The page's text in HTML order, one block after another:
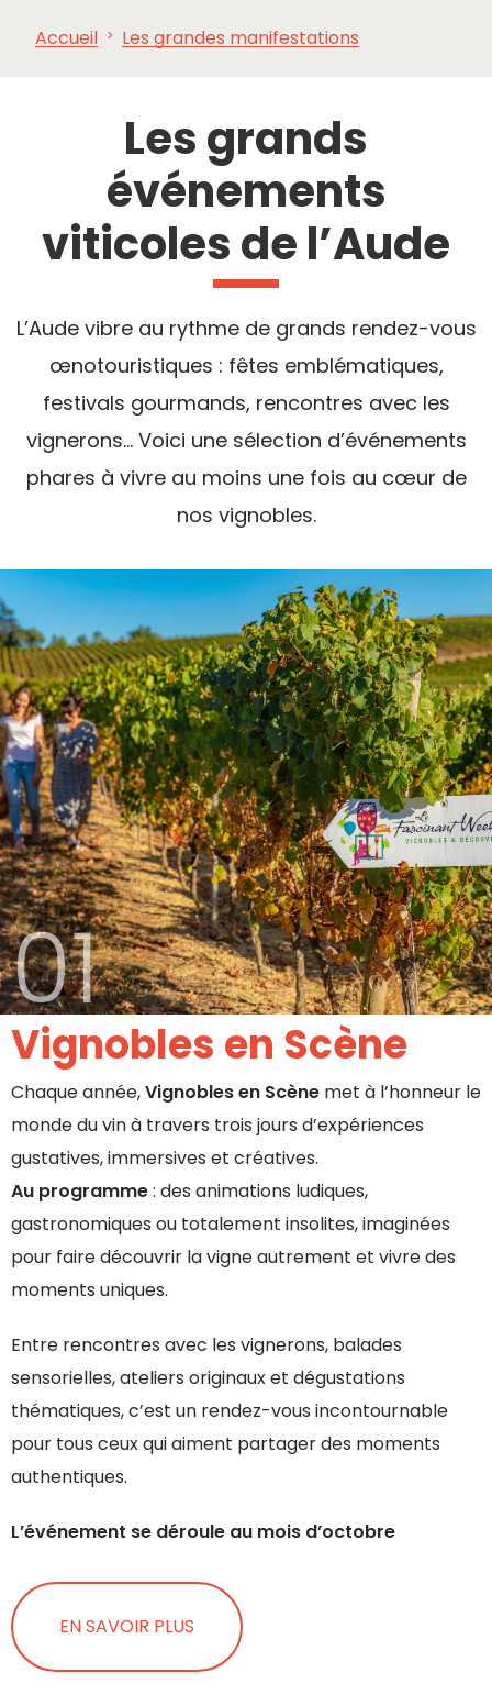
Accueil Les grandes manifestations
Les grands
événements
viticoles de l’Aude
L’Aude vibre au rythme de grands rendez-vous
œnotouristiques : fêtes emblématiques,
festivals gourmands, rencontres avec les
vignerons… Voici une sélection d’événements
phares à vivre au moins une fois au cœur de
nos vignobles.
01
Vignobles en Scène
Chaque année,Vignobles en Scène met à l’honneur le
monde du vin à travers trois jours d’expériences
gustatives, immersives et créatives.
Au programme: des animations ludiques,
gastronomiques ou totalement insolites, imaginées
pour faire découvrir la vigne autrement et vivre des
moments uniques.
Entre rencontres avec les vignerons, balades
sensorielles, ateliers originaux et dégustations
thématiques, c’est un rendez-vous incontournable
pour tous ceux qui aiment partager des moments
authentiques.
L’événement se déroule au mois d’octobre
EN SAVOIR PLUS